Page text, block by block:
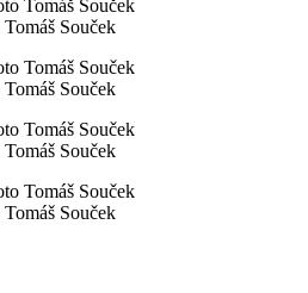
Souček
Souček
Souček
Souček